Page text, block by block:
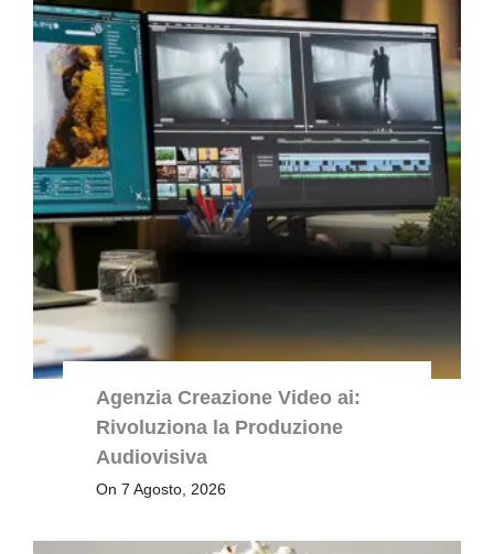
Agenzia Creazione Video ai:
Rivoluziona la Produzione
Audiovisiva
On 7 Agosto, 2026